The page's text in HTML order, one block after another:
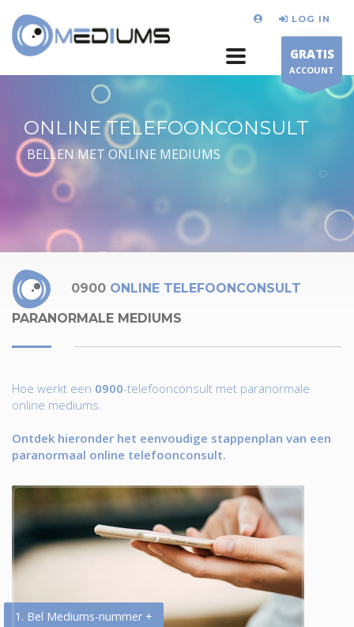
LOG IN
GRATIS
ACCOUNT
ONLINE TELEFOONCONSULT
BELLEN MET ONLINE MEDIUMS
0900 ONLINE TELEFOONCONSULT
PARANORMALE MEDIUMS
Hoe werkt een 0900-telefoonconsult met paranormale
online mediums.
Ontdek hieronder het eenvoudige stappenplan van een
paranormaal online telefoonconsult.
1. Bel Mediums-nummer +